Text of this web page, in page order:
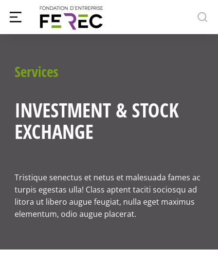
Services
INVESTMENT & STOCK
EXCHANGE
Tristique senectus et netus et malesuada fames ac
turpis egestas ulla! Class aptent taciti sociosqu ad
litora ut libero augue feugiat, nulla eget maximus
elementum, odio augue placerat.